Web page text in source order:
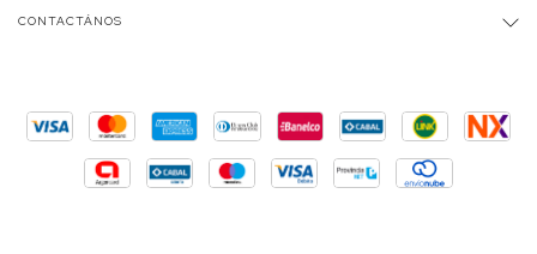
CONTACTÁNOS